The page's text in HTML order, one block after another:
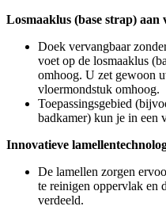
Losmaaklus (base strap) aan
Doek vervangbaar
voet op de losmaaklus
omhoog. U zet gewoon
vloermondstuk omhoog.
Toepassingsgebied
badkamer) kun je in een
Innovatieve
De lamellen zorgen
te reinigen oppervlak en
verdeeld.